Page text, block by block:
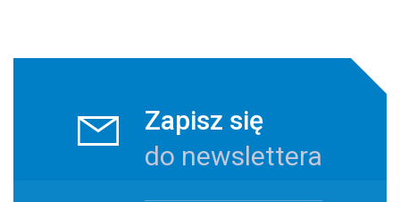
Zapisz się
do newslettera